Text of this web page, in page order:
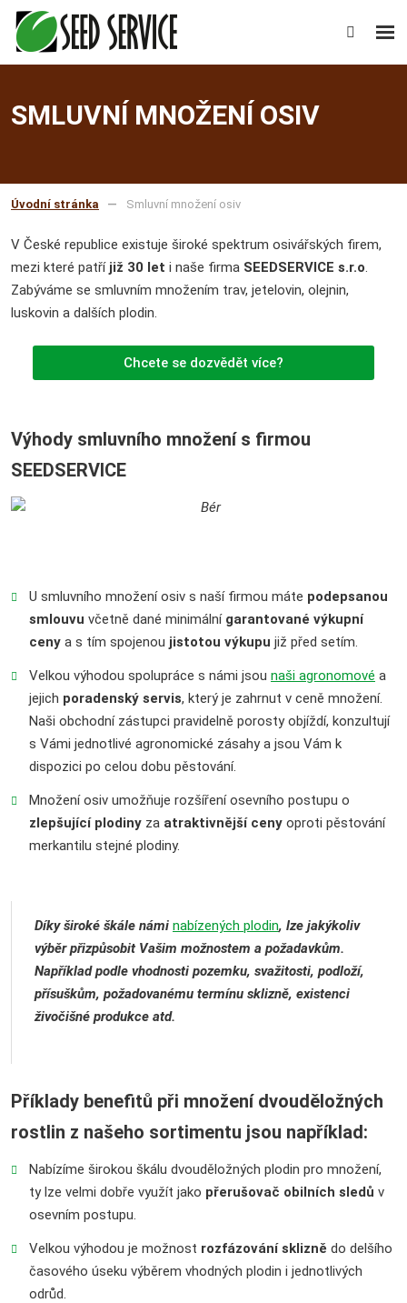
SMLUVNÍ MNOŽENÍ OSIV
Úvodní stránka Smluvní množení osiv
V České republice existuje široké spektrum osivářských firem,
mezi které patří již 30 let i naše firma SEEDSERVICE s.r.o.
Zabýváme se smluvním množením trav, jetelovin, olejnin,
luskovin a dalších plodin.
Chcete se dozvědět více?
Výhody smluvního množení s firmou
SEEDSERVICE
U smluvního množení osiv s naší firmou máte podepsanou
smlouvu včetně dané minimální garantované výkupní
cenya s tím spojenou jistotou výkupu již před setím.
Velkou výhodou spolupráce s námi jsou naši agronomové a
jejich poradenský servis, který je zahrnut v ceně množení.
Naši obchodní zástupci pravidelně porosty objíždí, konzultují
s Vámi jednotlivé agronomické zásahy a jsou Vám k
dispozici po celou dobu pěstování.
Množení osiv umožňuje rozšíření osevního postupu o
zlepšující plodinyza atraktivnější cenyoproti pěstování
merkantilu stejné plodiny.
Díky široké škále námi nabízených plodin, lze jakýkoliv
výběr přizpůsobit Vašim možnostem a požadavkům.
Například podle vhodnosti pozemku, svažitosti, podloží,
přísuškům, požadovanému termínu sklizně, existenci
živočišné produkce atd.
Příklady benefitů při množení dvouděložných
rostlin z našeho sortimentu jsou například:
Nabízíme širokou škálu dvouděložných plodin pro množení,
ty lze velmi dobře využít jako přerušovač obilních sledů v
osevním postupu.
Velkou výhodou je možnost rozfázování sklizně do delšího
časového úseku výběrem vhodných plodin i jednotlivých
odrůd.